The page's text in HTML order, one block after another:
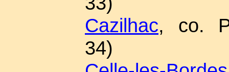
Cazilhac, co.
34)